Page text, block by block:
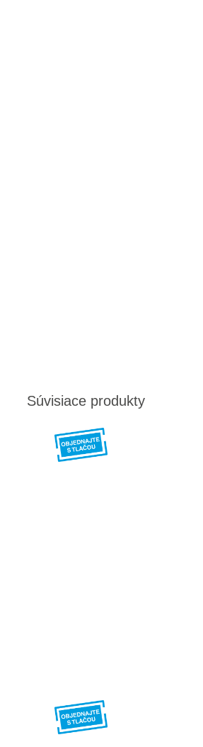
Súvisiace produkty